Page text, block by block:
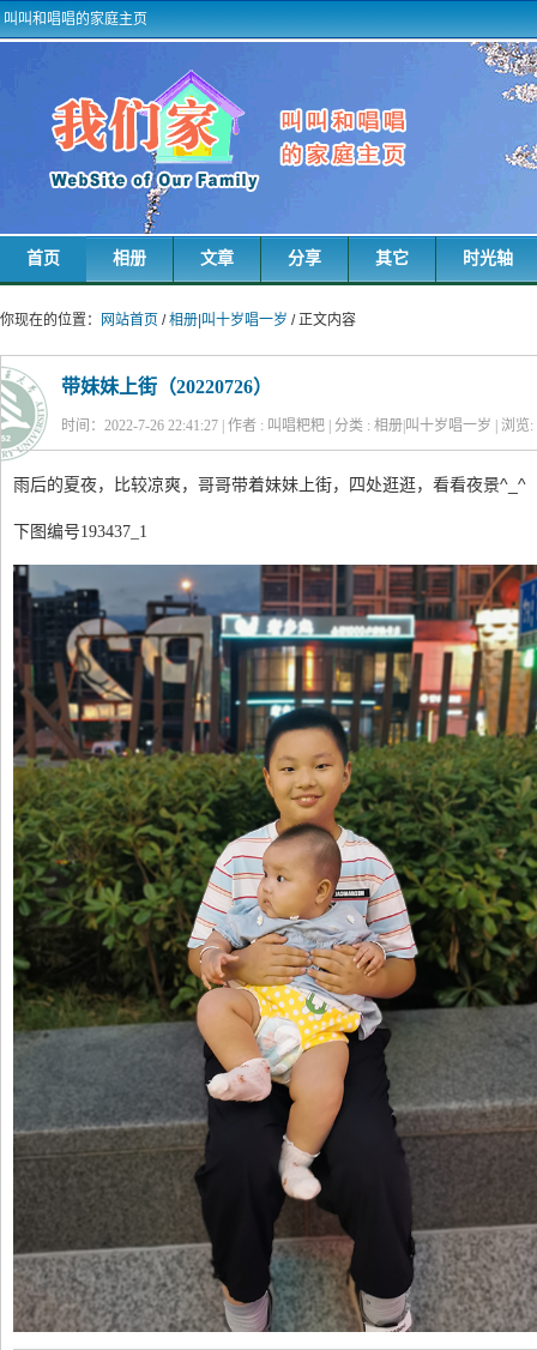
叫叫和唱唱的家庭主页
首页 相册 文章 分享 其它 时光轴
你现在的位置： 网站首页 /相册|叫十岁唱一岁 / 正文内容
带妹妹上街（20220726）
时间：2022-7-26 22:41:27 | 作者 : 叫唱粑粑 | 分类 : 相册|叫十岁唱一岁 | 浏览:
雨后的夏夜，比较凉爽，哥哥带着妹妹上街，四处逛逛，看看夜景^_^
下图编号193437_1